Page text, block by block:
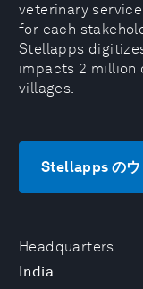
Headquarters
India
veterinary
for each
Stellapps
impacts 2 million
villages.
Stellapps のウ